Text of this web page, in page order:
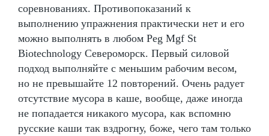
соревнованиях. Противопоказаний к
выполнению упражнения практически нет и его
можно выполнять в любом Peg Mgf St
Biotechnology Североморск. Первый силовой
подход выполняйте с меньшим рабочим весом,
но не превышайте 12 повторений. Очень радует
отсутствие мусора в каше, вообще, даже иногда
не попадается никакого мусора, как вспомню
русские каши так вздрогну, боже, чего там только